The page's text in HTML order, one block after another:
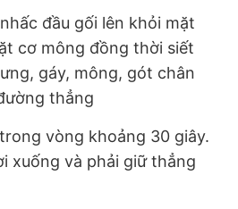
đầu gối lên khỏi mặt
cơ mông đồng thời siết
gáy, mông, gót chân
thẳng
vòng khoảng 30 giây.
xuống và phải giữ thẳng